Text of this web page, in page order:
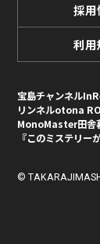
採用
利用
宝島チャンネル
リンネルotona
MonoMaster田舎
『このミステリー
©